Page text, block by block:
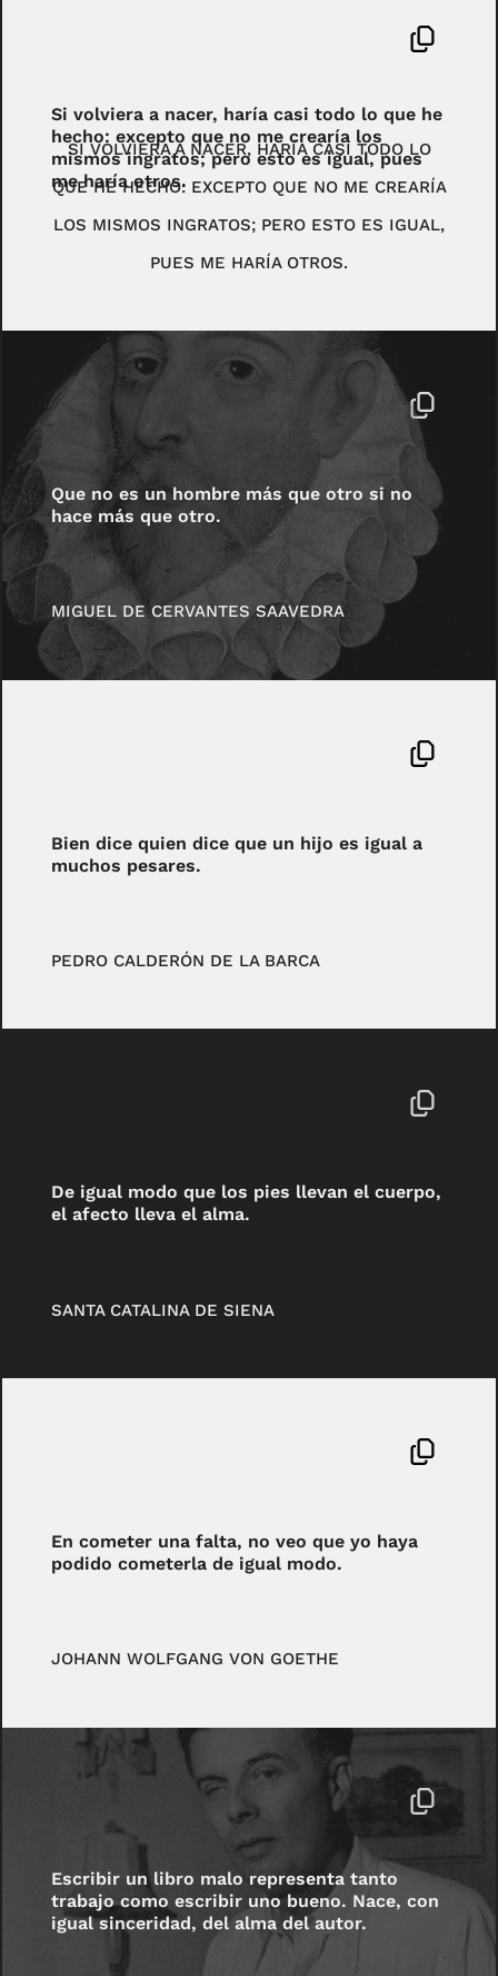
Si volviera a nacer, haría casi todo lo que he
hecho: excepto que no me crearía los
mismos ingratos; pero esto es igual, pues
me haría otros.
SI VOLVIERA A NACER, HARÍA CASI TODO LO
QUE HE HECHO: EXCEPTO QUE NO ME CREARÍA
LOS MISMOS INGRATOS; PERO ESTO ES IGUAL,
PUES ME HARÍA OTROS.
Que no es un hombre más que otro si no
hace más que otro.
MIGUEL DE CERVANTES SAAVEDRA
Bien dice quien dice que un hijo es igual a
muchos pesares.
PEDRO CALDERÓN DE LA BARCA
De igual modo que los pies llevan el cuerpo,
el afecto lleva el alma.
SANTA CATALINA DE SIENA
En cometer una falta, no veo que yo haya
podido cometerla de igual modo.
JOHANN WOLFGANG VON GOETHE
Escribir un libro malo representa tanto
trabajo como escribir uno bueno. Nace, con
igual sinceridad, del alma del autor.